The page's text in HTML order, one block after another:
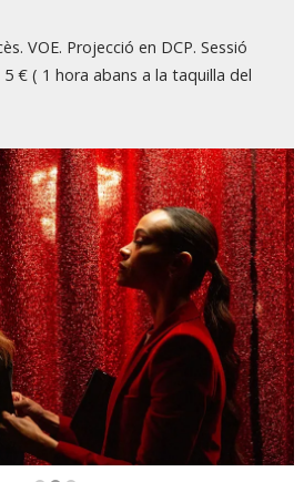
VOE. Projecció en DCP. Sessió
5 € ( 1 hora abans a la taquilla del